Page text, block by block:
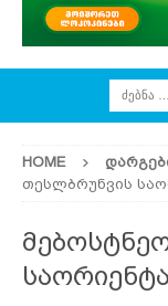
HOME
თესლბრუნვის